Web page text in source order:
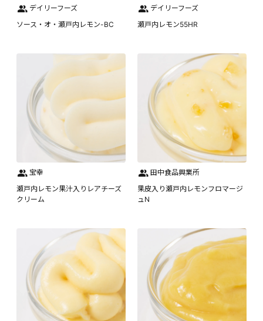
デイリーフーズ
ソース・オ・瀬戸内レモン-BC
デイリーフーズ
瀬戸内レモン55HR
宝幸
瀬戸内レモン果汁入りレアチーズ
クリーム
田中食品興業所
果皮入り瀬戸内レモンフロマージ
ュN